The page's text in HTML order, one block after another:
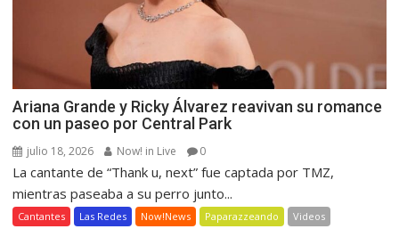
Ariana Grande y Ricky Álvarez reavivan su romance
con un paseo por Central Park
julio 18, 2026 Now! in Live 0
La cantante de “Thank u, next” fue captada por TMZ,
mientras paseaba a su perro junto...
Cantantes Las Redes Now!News Paparazzeando Videos